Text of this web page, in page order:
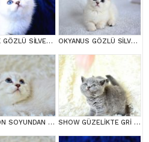
BONCUK GÖZLÜ SİLVER BRİTİSH SHORTHAİR NS1133 OKYANUS GÖZLÜ SİLVER POİNT BRİTİSH SHORTHAİR YAVRUMUZ
ŞAMPİYON SOYUNDAN LYNX BRİTİSH SHORTHAİR SHOW GÜZELİKTE GRİ BRİTİSH SHORTHAİR YAVRUMUZ